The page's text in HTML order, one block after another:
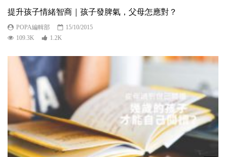
提升孩子情緒智商｜孩子發脾氣，父母怎應對？
POPA編輯部
15/10/2015
109.3K
1.2K